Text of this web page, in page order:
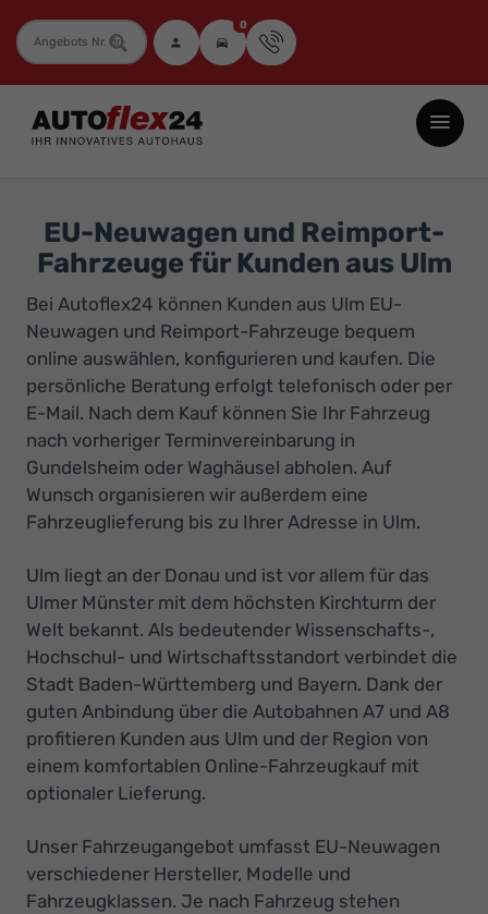
Fahrzeugnummer 0
Autoflex24
GmbH
Neuwagen
Jahreswagen
und
Gebrauchtwagen
zu
Top-
Preisen
-
Ihr
Innovatives
EU-Neuwagen und Reimport-
Fahrzeuge für Kunden aus Ulm
Bei Autoflex24 können Kunden aus Ulm EU-
Neuwagen und Reimport-Fahrzeuge bequem
online auswählen, konfigurieren und kaufen. Die
persönliche Beratung erfolgt telefonisch oder per
E-Mail. Nach dem Kauf können Sie Ihr Fahrzeug
nach vorheriger Terminvereinbarung in
Gundelsheim oder Waghäusel abholen. Auf
Wunsch organisieren wir außerdem eine
Fahrzeuglieferung bis zu Ihrer Adresse in Ulm.
Ulm liegt an der Donau und ist vor allem für das
Ulmer Münster mit dem höchsten Kirchturm der
Welt bekannt. Als bedeutender Wissenschafts-,
Hochschul- und Wirtschaftsstandort verbindet die
Stadt Baden-Württemberg und Bayern. Dank der
guten Anbindung über die Autobahnen A7 und A8
profitieren Kunden aus Ulm und der Region von
einem komfortablen Online-Fahrzeugkauf mit
optionaler Lieferung.
Unser Fahrzeugangebot umfasst EU-Neuwagen
verschiedener Hersteller, Modelle und
Fahrzeugklassen. Je nach Fahrzeug stehen